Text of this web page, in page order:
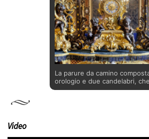
La parure da camino
orologio e due candelabri, che
decora la Sala di
1850 a Parigi, l’orologio,
Video